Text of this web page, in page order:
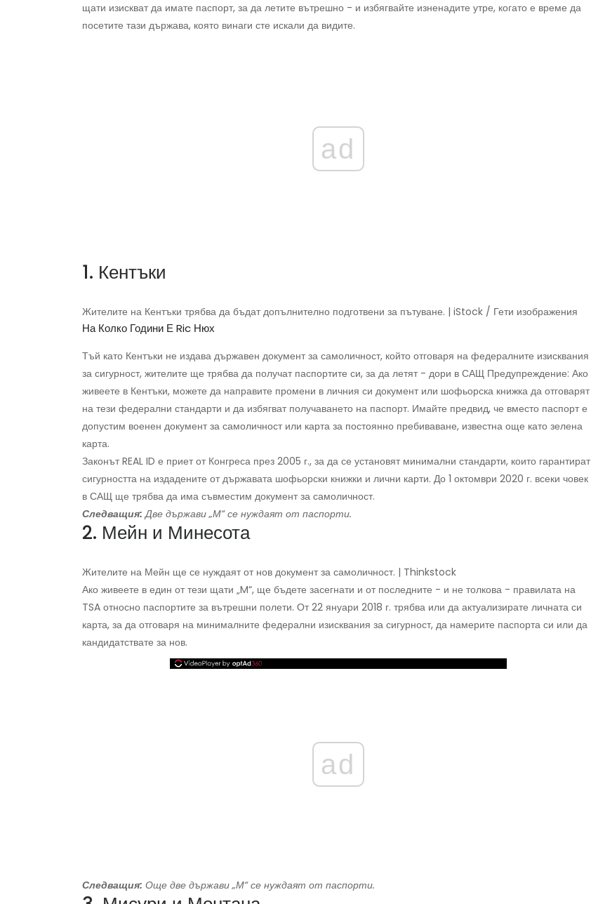
щати изискват да имате паспорт, за да летите вътрешно - и избягвайте изненадите утре, когато е време да
посетите тази държава, която винаги сте искали да видите.
ad
1. Кентъки
Жителите на Кентъки трябва да бъдат допълнително подготвени за пътуване. | iStock / Гети изображения
На Колко Години Е Ric Нюх
Тъй като Кентъки не издава държавен документ за самоличност, който отговаря на федералните изисквания
за сигурност, жителите ще трябва да получат паспортите си, за да летят - дори в САЩ Предупреждение: Ако
живеете в Кентъки, можете да направите промени в личния си документ или шофьорска книжка да отговарят
на тези федерални стандарти и да избягват получаването на паспорт. Имайте предвид, че вместо паспорт е
допустим военен документ за самоличност или карта за постоянно пребиваване, известна още като зелена
карта.
Законът REAL ID е приет от Конгреса през 2005 г., за да се установят минимални стандарти, които гарантират
сигурността на издадените от държавата шофьорски книжки и лични карти. До 1 октомври 2020 г. всеки човек
в САЩ ще трябва да има съвместим документ за самоличност.
Следващия: Две държави „М“ се нуждаят от паспорти.
2. Мейн и Минесота
Жителите на Мейн ще се нуждаят от нов документ за самоличност. | Thinkstock
Ако живеете в един от тези щати „M“, ще бъдете засегнати и от последните - и не толкова - правилата на
TSA относно паспортите за вътрешни полети. От 22 януари 2018 г. трябва или да актуализирате личната си
карта, за да отговаря на минималните федерални изисквания за сигурност, да намерите паспорта си или да
кандидатствате за нов.
ad
Следващия: Още две държави „М“ се нуждаят от паспорти.